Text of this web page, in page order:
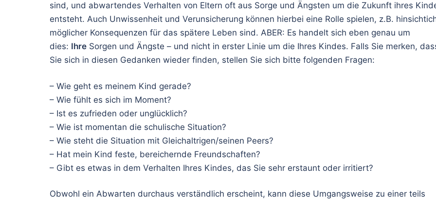
sind, und abwartendes Verhalten von Eltern oft aus Sorge und Ängsten um die Zukunft ihres
entsteht. Auch Unwissenheit und Verunsicherung können hierbei eine Rolle spielen, z.B.
möglicher Konsequenzen für das spätere Leben sind. ABER: Es handelt sich eben genau um
dies: Ihre Sorgen und Ängste – und nicht in erster Linie um die Ihres Kindes. Falls Sie merken,
Sie sich in diesen Gedanken wieder finden, stellen Sie sich bitte folgenden Fragen:
– Wie geht es meinem Kind gerade?
– Wie fühlt es sich im Moment?
– Ist es zufrieden oder unglücklich?
– Wie ist momentan die schulische Situation?
– Wie steht die Situation mit Gleichaltrigen/seinen Peers?
– Hat mein Kind feste, bereichernde Freundschaften?
– Gibt es etwas in dem Verhalten Ihres Kindes, das Sie sehr erstaunt oder irritiert?
Obwohl ein Abwarten durchaus verständlich erscheint, kann diese Umgangsweise zu einer teils